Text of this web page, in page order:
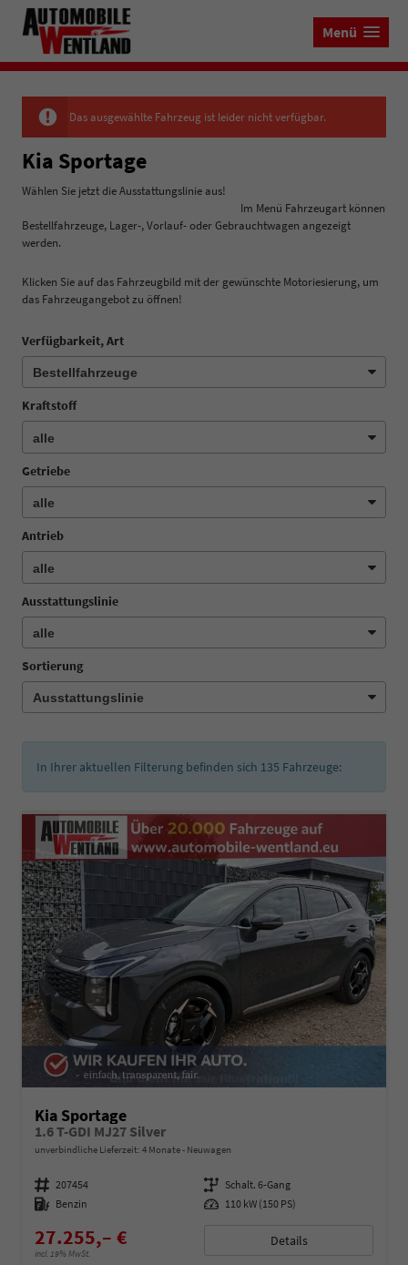
Menü
Das ausgewählte Fahrzeug ist leider nicht verfügbar.
Kia Sportage
Wählen Sie jetzt die Ausstattungslinie aus!
Im Menü Fahrzeugart können
Bestellfahrzeuge, Lager-, Vorlauf- oder Gebrauchtwagen angezeigt
werden.
Klicken Sie auf das Fahrzeugbild mit der gewünschte Motoriesierung, um
das Fahrzeugangebot zu öffnen!
Verfügbarkeit, Art
Kraftstoff
Getriebe
Antrieb
Ausstattungslinie
Sortierung
In Ihrer aktuellen Filterung befinden sich 135 Fahrzeuge:
Kia Sportage
1.6 T-GDI MJ27 Silver
unverbindliche Lieferzeit: 4 Monate Neuwagen
Fahrzeugnummer 207454 Getriebe Schalt. 6-Gang
Kraftstoff Benzin Leistung 110 kW (150 PS)
27.255,– €
incl. 19% MwSt.
Details